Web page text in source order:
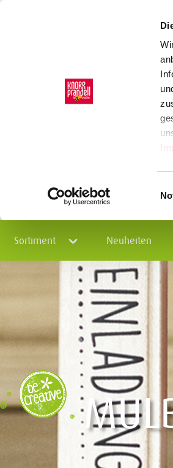
Sortiment Neuheiten